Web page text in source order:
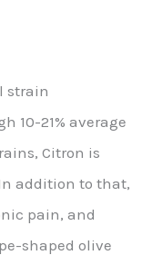
strain
10-21% average
Citron is
addition to that,
pain, and
shaped olive